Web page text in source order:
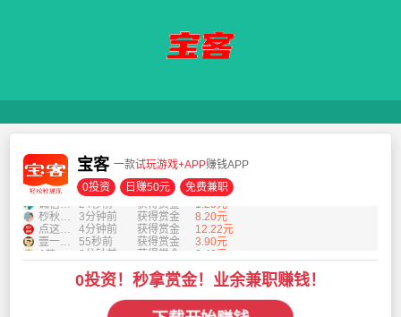
APP下载
网络营销
宝客 一款试玩游戏+APP赚钱APP
0投资
日赚50元
免费兼职
杪秋の草木
3分钟前 获得赏金
8.20元
点这领188
4分钟前 获得赏金
12.22元
壹一🌾 文化传媒
55秒前 获得赏金
3.90元
A热情-CPA-积分墙
3分钟前 获得赏金
6.40元
晨曦最快乐
24秒前 获得赏金
5.20元
1分钟前 获得赏金
1.00元
2分钟前 获得赏金
2.00元
获得赏金
1.25元
3分钟前 获得赏金
8.20元
点这领188
4分钟前 获得赏金
12.22元
壹一🌾 文化传媒
55秒前 获得赏金
3.90元
晨曦最快乐
24秒前 获得赏金
5.20元
庸人自扰之
1分钟前 获得赏金
1.00元
新手必做任务
2分钟前 获得赏金
2.00元
诚信做任务
24秒前 获得赏金 1.25元
0投资！秒拿赏金！业余兼职赚钱！